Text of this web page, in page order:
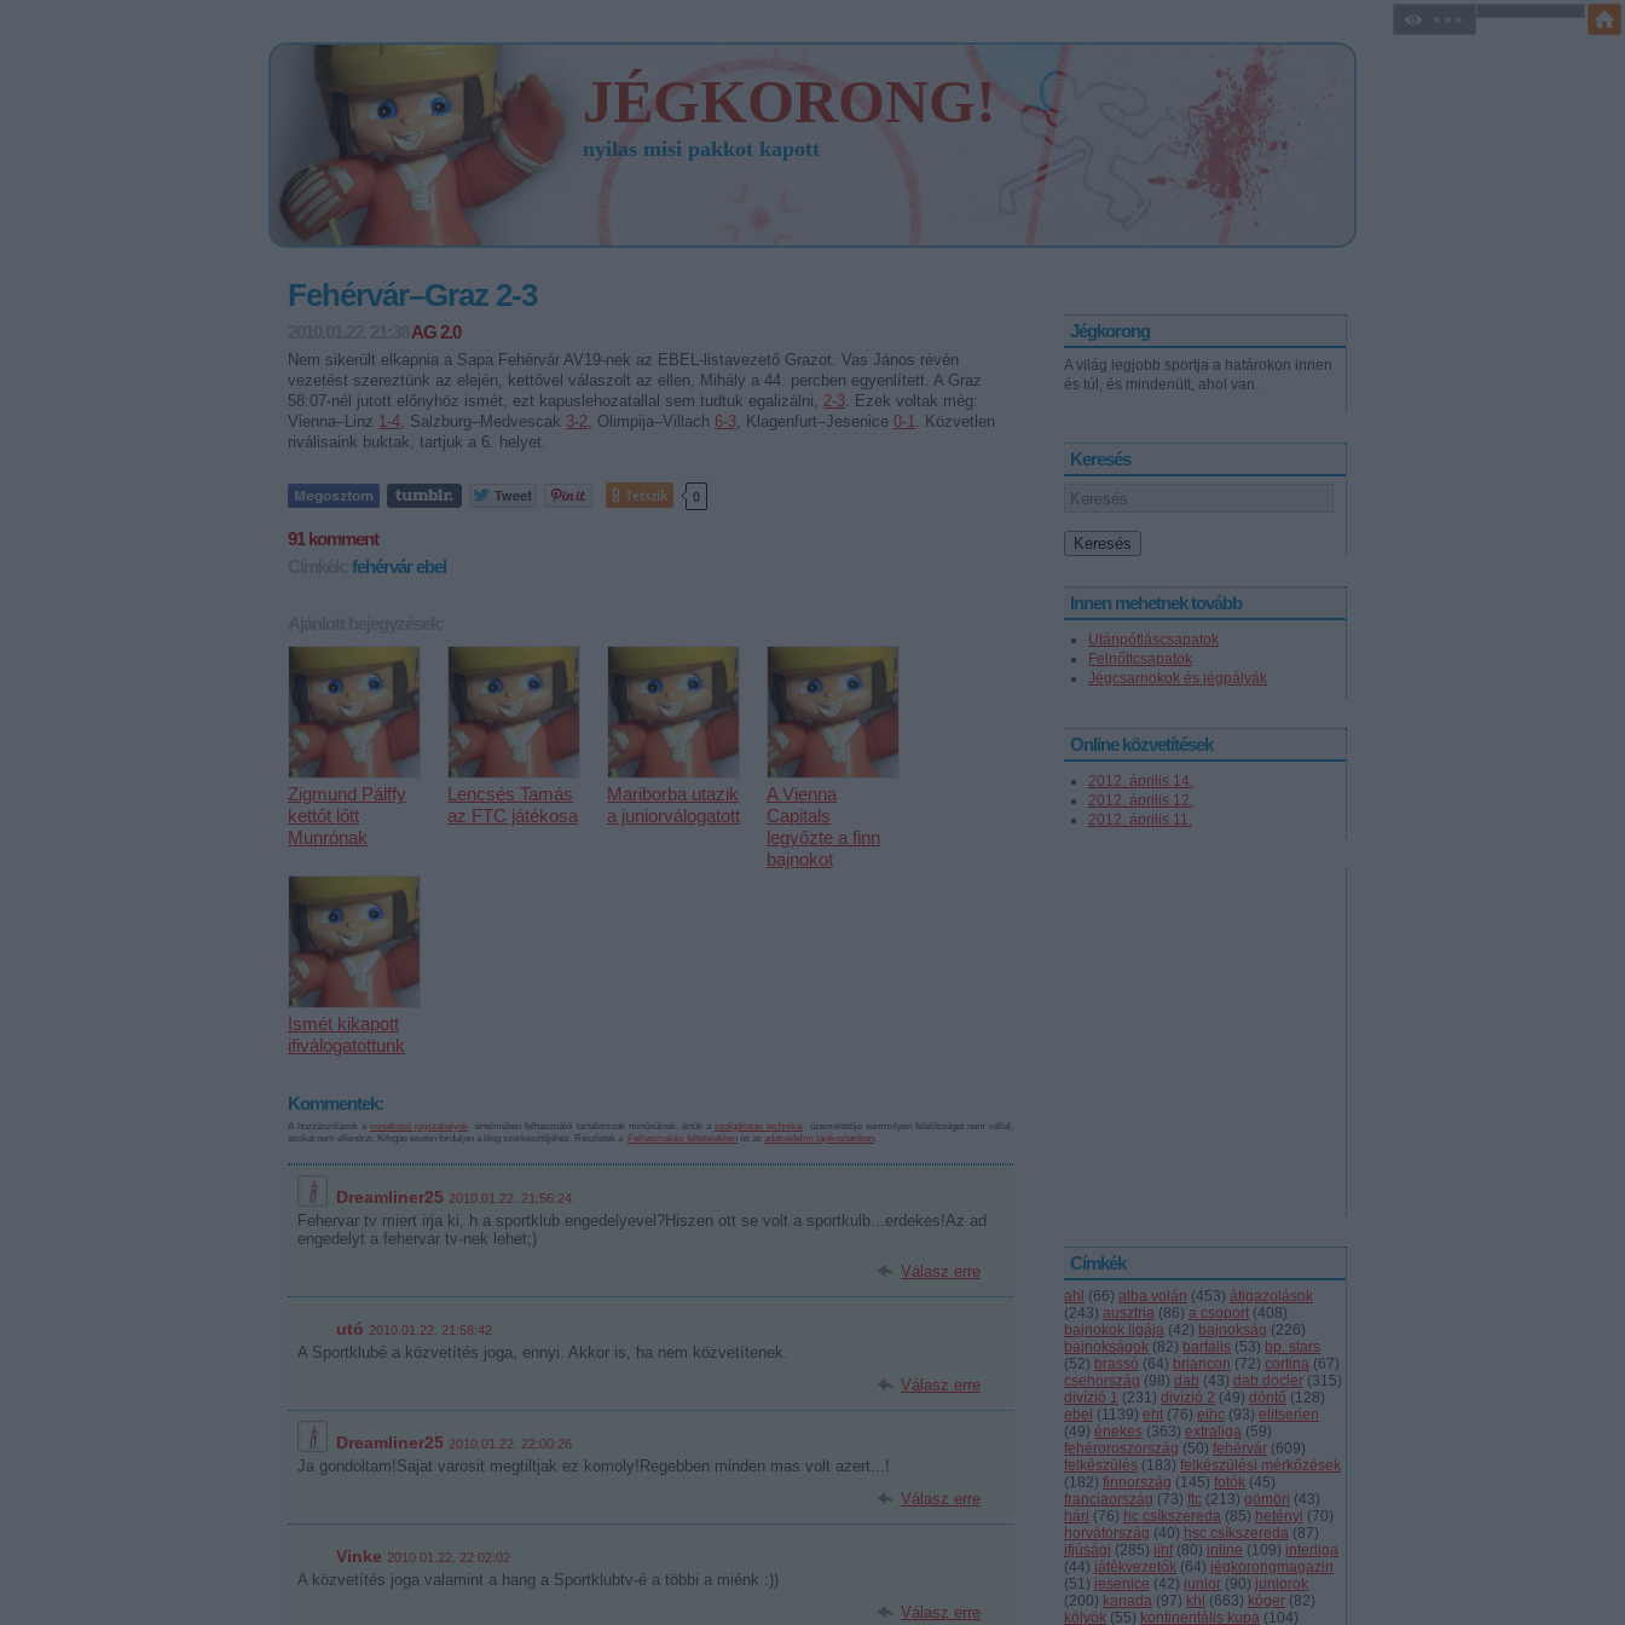
JÉGKORONG!
nyilas misi pakkot kapott
Jégkorong
A világ legjobb sportja a határokon innen
és túl, és mindenütt, ahol van.
Keresés
Innen mehetnek tovább
Utánpótláscsapatok
Felnőttcsapatok
Jégcsarnokok és jégpályák
Online közvetítések
2012. április 14.
2012. április 12.
2012. április 11.
Címkék
ahl (66) alba volán (453) átigazolások
(243) ausztria (86) a csoport (408)
bajnokok ligája (42) bajnokság (226)
bajnokságok (82) bartalis (53) bp. stars
(52) brassó (64) briancon (72) cortina (67)
csehország (98) dab (43) dab.docler (315)
divízió 1 (231) divízió 2 (49) döntő (128)
ebel (1139) eht (76) eihc (93) elitserien
(49) énekes (363) extraliga (59)
fehéroroszország (50) fehérvár (609)
felkészülés (183) felkészülési mérkőzések
(182) finnország (145) fotók (45)
franciaország (73) ftc (213) gömöri (43)
hári (76) hc csíkszereda (85) hetényi (70)
horvátország (40) hsc csíkszereda (87)
ifjúsági (285) iihf (80) inline (109) interliga
(44) játékvezetők (64) jégkorongmagazin
(51) jesenice (42) junior (90) juniorok
(200) kanada (97) khl (663) kóger (82)
kölyök (55) kontinentális kupa (104)
Fehérvár–Graz 2-3
AG 2.0
Nem sikerült elkapnia a Sapa Fehérvár AV19-nek az EBEL-listavezető Grazot. Vas János révén
vezetést szereztünk az elején, kettővel válaszolt az ellen, Mihály a 44. percben egyenlített. A Graz
58:07-nél jutott előnyhöz ismét, ezt kapuslehozatallal sem tudtuk egalizálni, 2-3. Ezek voltak még:
Vienna–Linz 1-4, Salzburg–Medvescak 3-2, Olimpija–Villach 6-3, Klagenfurt–Jesenice 0-1. Közvetlen
riválisaink buktak, tartjuk a 6. helyet.
Tetszik 0
91komment
fehérvár ebel
Zigmund Pálffy
kettőt lőtt
Munrónak
Lencsés Tamás
az FTC játékosa
Mariborba utazik
a juniorválogatott
A Vienna
Capitals
legyőzte a finn
bajnokot
Ismét kikapott
ifiválogatottunk
Kommentek:
A hozzászólások a vonatkozó jogszabályok értelmében felhasználói tartalomnak minősülnek, értük a szolgáltatás technikai
üzemeltetője semmilyen felelősséget nem vállal,
azokat nem ellenőrzi. Kifogás esetén forduljon a blog szerkesztőjéhez. Részletek a
Felhasználási feltételekben és az adatvédelmi tájékoztatóban.
Dreamliner25 2010.01.22. 21:56:24
Fehervar tv miert irja ki, h a sportklub engedelyevel?Hiszen ott se volt a sportkulb...erdekes!Az ad
engedelyt a fehervar tv-nek lehet;)
Válasz erre
utó 2010.01.22. 21:58:42
A Sportklubé a közvetítés joga, ennyi. Akkor is, ha nem közvetítenek.
Válasz erre
Dreamliner25 2010.01.22. 22:00:26
Ja gondoltam!Sajat varosit megtiltjak ez komoly!Regebben minden mas volt azert...!
Válasz erre
Vinke 2010.01.22. 22:02:02
A közvetítés joga valamint a hang a Sportklubtv-é a többi a miénk :))
Válasz erre